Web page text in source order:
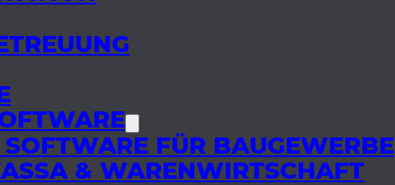
FÜR BAUGEWERBE
& WARENWIRTSCHAFT